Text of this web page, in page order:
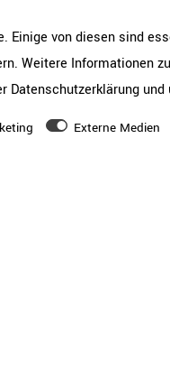
Einige von diesen sind
Weitere Informationen
Daten­schutz­erklärung und
Externe Medien